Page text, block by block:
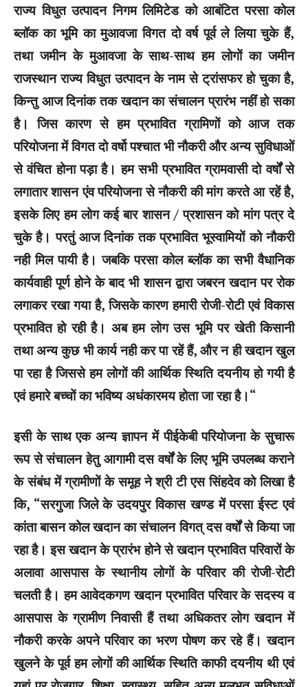
राज्य विधुत उत्पादन निगम लिमिटेड को आबंटित परसा कोल
ब्लॉक का भूमि का मुआवजा विगत दो वर्ष पूर्व ले लिया चुके हैं,
तथा जमीन के मुआवजा के साथ-साथ हम लोगों का जमीन
राजस्थान राज्य विधुत उत्पादन के नाम से ट्रांसफर हो चुका है,
किन्तु आज दिनांक तक खदान का संचालन प्रारंभ नहीं हो सका
है। जिस कारण से हम प्रभावित ग्रामिणों को आज तक
परियोजना में विगत दो वर्षो पश्चात भी नौकरी और अन्य सुविधाओं
से वंचित होना पड़ा है। हम सभी प्रभावित ग्रामवासी दो वर्षों से
लगातार शासन एंव परियोजना से नौकरी की मांग करते आ रहें है,
इसके लिए हम लोग कई बार शासन / प्रशासन को मांग पत्र दे
चुके है। परतुं आज दिनांक तक प्रभावित भूस्वामियों को नौकरी
नही मिल पायी है। जबकि परसा कोल ब्लॉक का सभी वैधानिक
कार्यवाही पूर्ण होने के बाद भी शासन द्वारा जबरन खदान पर रोक
लगाकर रखा गया है, जिसके कारण हमारी रोजी-रोटी एवं विकास
प्रभावित हो रही है। अब हम लोग उस भूमि पर खेती किसानी
तथा अन्य कुछ भी कार्य नही कर पा रहें हैं, और न ही खदान खुल
पा रहा है जिससे हम लोगों की आर्थिक स्थिति दयनीय हो गयी है
एवं हमारे बच्चों का भविष्य अधंकारमय होता जा रहा है।“
इसी के साथ एक अन्य ज्ञापन में पीईकेबी परियोजना के सुचारू
रूप से संचालन हेतु आगामी दस वर्षों के लिए भूमि उपलब्ध कराने
के संबंध में ग्रामीणों के समूह ने श्री टी एस सिंहदेव को लिखा है
कि, “सरगुजा जिले के उदयपुर विकास खण्ड में परसा ईस्ट एवं
कांता बासन कोल खदान का संचालन विगत् दस वर्षों से किया जा
रहा है। इस खदान के प्रारंभ होने से खदान प्रभावित परिवारों के
अलावा आसपास के स्थानीय लोगों के परिवार की रोजी-रोटी
चलती है। हम आवेदकगण खदान प्रभावित परिवार के सदस्य व
आसपास के ग्रामीण निवासी हैं तथा अधिकतर लोग खदान में
नौकरी करके अपने परिवार का भरण पोषण कर रहे हैं। खदान
खुलने के पूर्व हम लोगों की आर्थिक स्थिति काफी दयनीय थी एवं